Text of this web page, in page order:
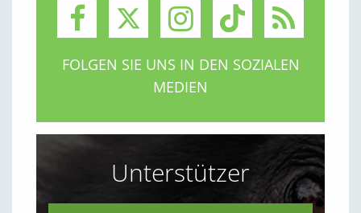
FOLGEN SIE UNS IN DEN SOZIALEN
MEDIEN
Unterstützer